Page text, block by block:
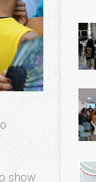
show